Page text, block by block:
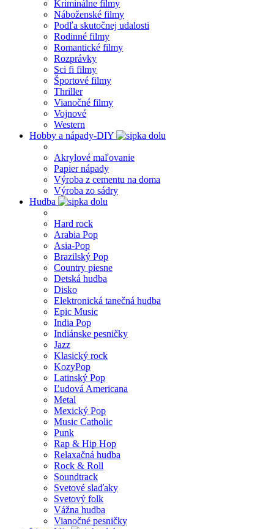
Kriminálne filmy
Náboženské filmy
Podľa skutočnej udalosti
Rodinné filmy
Romantické filmy
Rozprávky
Sci fi filmy
Športové filmy
Thriller
Vianočné filmy
Vojnové
Western
Hobby a nápady-DIY
Akrylové maľovanie
Papier nápady
Výroba z cementu na doma
Výroba zo sádry
Hudba
Hard rock
Arabia Pop
Asia-Pop
Brazilský Pop
Country piesne
Detská hudba
Disko
Elektronická tanečná hudba
Epic Music
India Pop
Indiánske pesničky
Jazz
Klasický rock
KozyPop
Latinský Pop
Ľudová Americana
Metal
Mexický Pop
Music Catholic
Punk
Rap & Hip Hop
Relaxačná hudba
Rock & Roll
Soundtrack
Svetové slaďaky
Svetový folk
Vážna hudba
Vianočné pesničky